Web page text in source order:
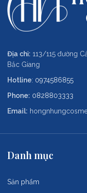
Địa chỉ: 113/115 đường
Bắc Giang
Hotline: 0974586855
Phone: 0828803333
Email:
Danh mục
Sản phẩm